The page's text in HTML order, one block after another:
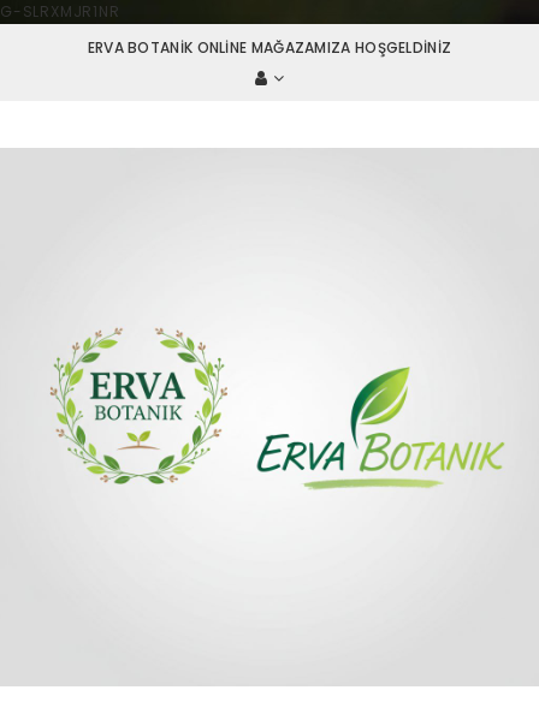
G-SLRXMJR1NR
ERVA BOTANIK ONLINE MAĞAZAMIZA HOŞGELDINIZ